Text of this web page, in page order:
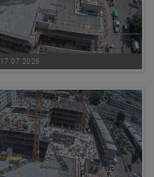
17.07.2026